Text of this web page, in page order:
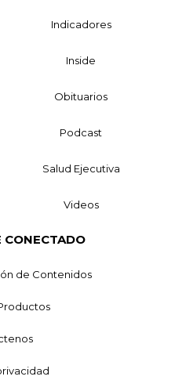
Indicadores
Inside
Obituarios
Podcast
Salud Ejecutiva
Videos
CONECTADO
de Contenidos